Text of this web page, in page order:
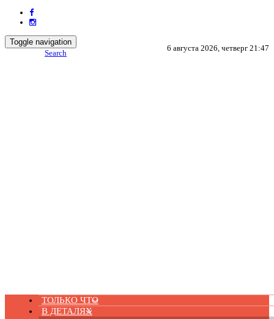
6 августа 2026, четверг 21:47
Toggle navigation
Search
ТОЛЬКО ЧТО
В ДЕТАЛЯХ